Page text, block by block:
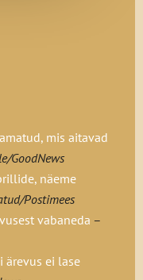
ning
teatud
teatud
võivad su
mis aitavad
GoodNews
näeme
Postimees
vabaneda –
ärevus ei lase